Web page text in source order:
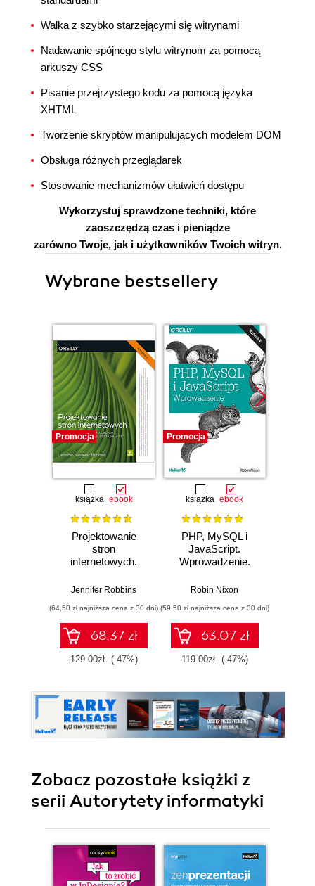
Walka z szybko starzejącymi się witrynami
Nadawanie spójnego stylu witrynom za pomocą
arkuszy CSS
Pisanie przejrzystego kodu za pomocą języka
XHTML
Tworzenie skryptów manipulujących modelem DOM
Obsługa różnych przeglądarek
Stosowanie mechanizmów ułatwień dostępu
Wykorzystuj sprawdzone techniki, które
zaoszczędzą czas i pieniądze
zarówno Twoje, jak i użytkowników Twoich witryn.
Wybrane bestsellery
Promocja
książka ebook
Projektowanie
stron
internetowych.
początkujących
HTML5, CSS3 i
grafice. Wydanie V
Jennifer Robbins
(64,50 zł najniższa cena z 30 dni)
68.37 zł
129.00zł (-47%)
Promocja
książka ebook
PHP, MySQL i
JavaScript.
Wprowadzenie.
Robin Nixon
(59,50 zł najniższa cena z 30 dni)
63.07 zł
119.00zł (-47%)
Zobacz pozostałe książki z
serii Autorytety informatyki